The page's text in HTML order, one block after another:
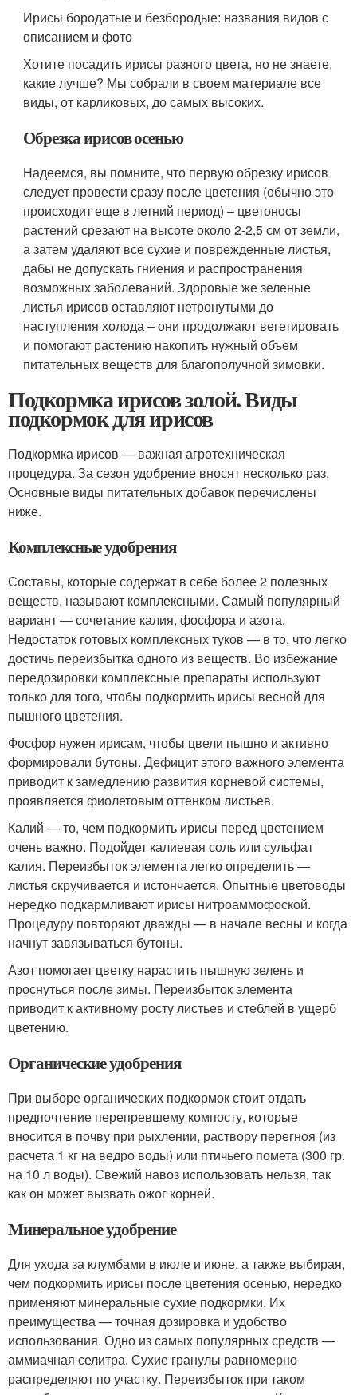
Ирисы бородатые и безбородые: названия видов с
описанием и фото
Хотите посадить ирисы разного цвета, но не знаете,
какие лучше? Мы собрали в своем материале все
виды, от карликовых, до самых высоких.
Обрезка ирисов осенью
Надеемся, вы помните, что первую обрезку ирисов
следует провести сразу после цветения (обычно это
происходит еще в летний период) – цветоносы
растений срезают на высоте около 2-2,5 см от земли,
а затем удаляют все сухие и поврежденные листья,
дабы не допускать гниения и распространения
возможных заболеваний. Здоровые же зеленые
листья ирисов оставляют нетронутыми до
наступления холода – они продолжают вегетировать
и помогают растению накопить нужный объем
питательных веществ для благополучной зимовки.
Подкормка ирисов золой. Виды
подкормок для ирисов
Подкормка ирисов — важная агротехническая
процедура. За сезон удобрение вносят несколько раз.
Основные виды питательных добавок перечислены
ниже.
Комплексные удобрения
Составы, которые содержат в себе более 2 полезных
веществ, называют комплексными. Самый популярный
вариант — сочетание калия, фосфора и азота.
Недостаток готовых комплексных туков — в то, что легко
достичь переизбытка одного из веществ. Во избежание
передозировки комплексные препараты используют
только для того, чтобы подкормить ирисы весной для
пышного цветения.
Фосфор нужен ирисам, чтобы цвели пышно и активно
формировали бутоны. Дефицит этого важного элемента
приводит к замедлению развития корневой системы,
проявляется фиолетовым оттенком листьев.
Калий — то, чем подкормить ирисы перед цветением
очень важно. Подойдет калиевая соль или сульфат
калия. Переизбыток элемента легко определить —
листья скручивается и истончается. Опытные цветоводы
нередко подкармливают ирисы нитроаммофоской.
Процедуру повторяют дважды — в начале весны и когда
начнут завязываться бутоны.
Азот помогает цветку нарастить пышную зелень и
проснуться после зимы. Переизбыток элемента
приводит к активному росту листьев и стеблей в ущерб
цветению.
Органические удобрения
При выборе органических подкормок стоит отдать
предпочтение перепревшему компосту, которые
вносится в почву при рыхлении, раствору перегноя (из
расчета 1 кг на ведро воды) или птичьего помета (300 гр.
на 10 л воды). Свежий навоз использовать нельзя, так
как он может вызвать ожог корней.
Минеральное удобрение
Для ухода за клумбами в июле и июне, а также выбирая,
чем подкормить ирисы после цветения осенью, нередко
применяют минеральные сухие подкормки. Их
преимущества — точная дозировка и удобство
использования. Одно из самых популярных средств —
аммиачная селитра. Сухие гранулы равномерно
распределяют по участку. Переизбыток при таком